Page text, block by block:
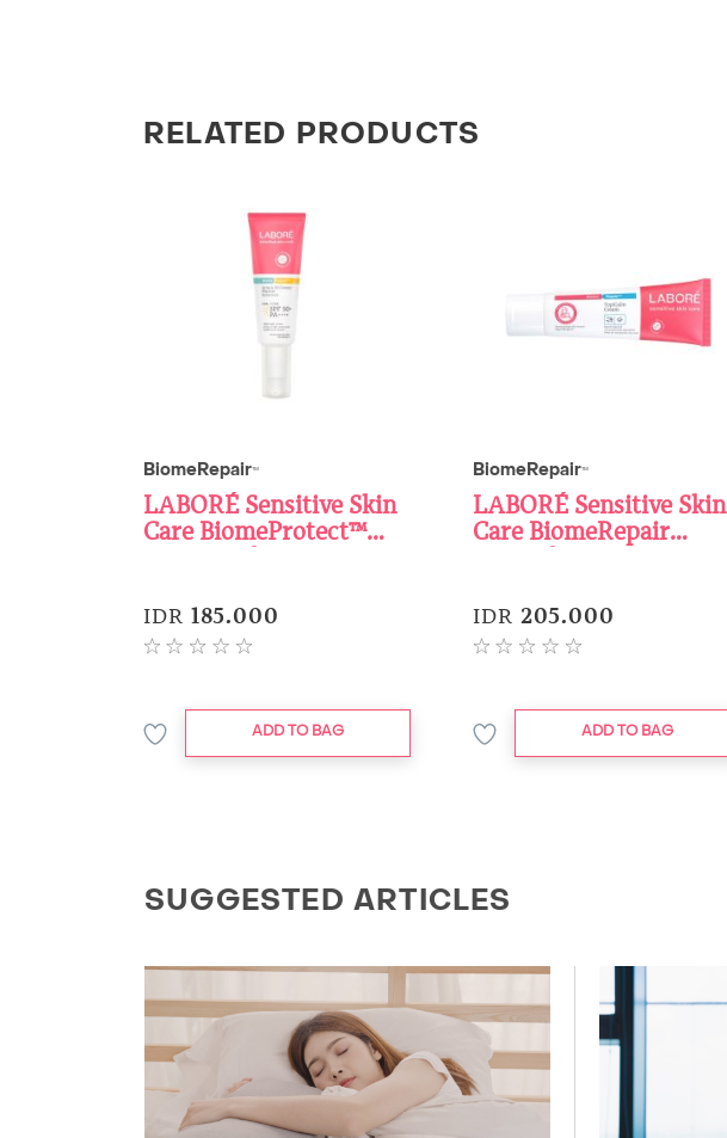
RELATED PRODUCTS
BiomeRepairTM
LABORÉ Sensitive Skin
Care BiomeProtect™
ml
IDR 185.000
ADD TO BAG
BiomeRepairTM
LABORÉ Sensitive Skin
Care BiomeRepair
IDR 205.000
ADD TO BAG
SUGGESTED ARTICLES